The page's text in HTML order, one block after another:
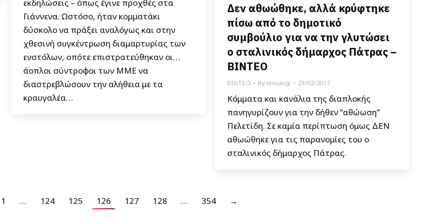
εκδηλώσεις – όπως έγινε προχθές στα
Γιάννενα. Ωστόσο, ήταν κομματάκι
δύσκολο να πράξει αναλόγως και στην
χθεσινή συγκέντρωση διαμαρτυρίας των
ενστόλων, οπότε επιστρατεύθηκαν οι…
άοπλοι σύντροφοι των ΜΜΕ να
διαστρεβλώσουν την αλήθεια με τα
κραυγαλέα…
Δεν αθωώθηκε, αλλά κρύφτηκε
πίσω από το δημοτικό
συμβούλιο για να την γλυτώσει
ο σταλινικός δήμαρχος Πάτρας –
ΒΙΝΤΕΟ
ΒΙΝΤΕΟ Byxrisiavgi 23/02/2017
Κόμματα και κανάλια της διαπλοκής
πανηγυρίζουν για την δήθεν “αθώωση”
Πελετίδη. Σε καμία περίπτωση όμως ΔΕΝ
αθωώθηκε για τις παρανομίες του ο
σταλινικός δήμαρχος Πάτρας.
1 … 124 125 126 127 128 … 354 →